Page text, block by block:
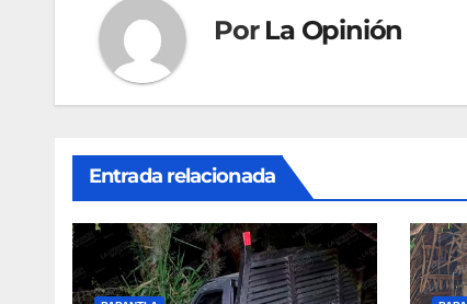
Por La Opinión
Entrada relacionada